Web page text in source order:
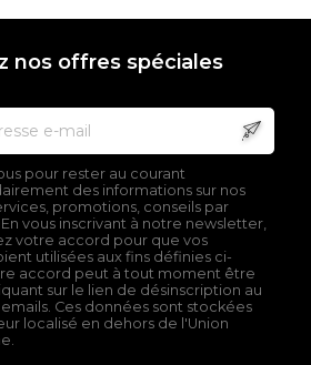
nos offres spéciales
pour rester au courant
des informations sur nos
promotions, conseils par
vous inscrivant à notre newsletter,
votre accord pour que vos
utilisées aux fins définies ci-
accord peut à tout moment être
sur le lien de désinscription au
Ces données sont stockées
localisé en dehors de l'Union